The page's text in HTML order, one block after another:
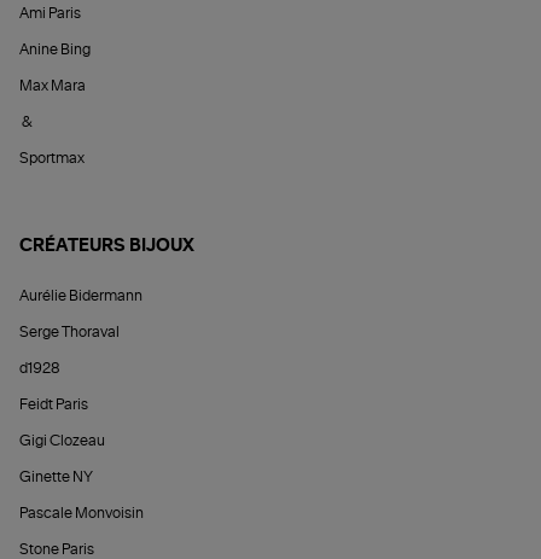
Ami Paris
Anine Bing
Max Mara
&
Sportmax
CRÉATEURS BIJOUX
Aurélie Bidermann
Serge Thoraval
d1928
Feidt Paris
Gigi Clozeau
Ginette NY
Pascale Monvoisin
Stone Paris